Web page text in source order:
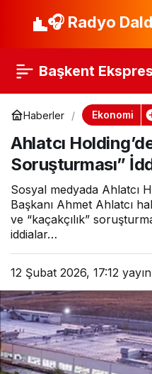
🎧 Radyo
Başkent Ekspres
Haberler Ekonomi
Ahlatcı
Soruşturması”
Sosyal medyada Ahlatcı
Başkanı Ahmet Ahlatcı
ve “kaçakçılık”
iddialar…
12 Şubat 2026, 17:12
Bakan Şimşek: AKKB
tutarında anlaşma
imzaladık